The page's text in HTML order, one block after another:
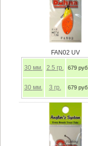
FAN02 UV
30 мм. 2.5 гр. 679 руб.
30 мм. 3 гр. 679 руб.